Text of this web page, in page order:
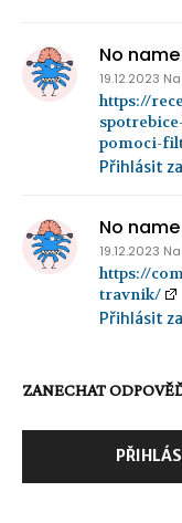
No name
19.12.2023
https://
pomoci-
Přihlásit
No name
19.12.2023 Na
https://
travnik/
Přihlásit
ZANECHAT